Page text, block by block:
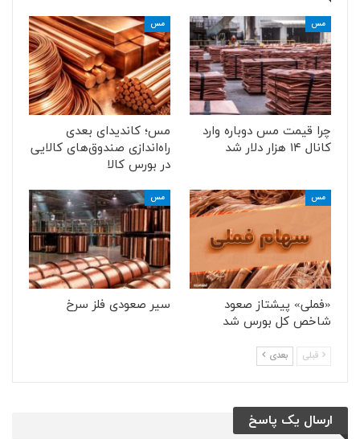
مس
چرا قیمت مس دوباره وارد
کانال ۱۴ هزار دلار شد
مس
مس؛ کاندیدای بعدی
راه‌اندازی صندوق‌های کالایی
در بورس کالا
مس
«فملی» پیشتاز صعود
شاخص کل بورس شد
مس
سیر صعودی فلز سرخ
قبلی بعدی
ارسال یک پاسخ